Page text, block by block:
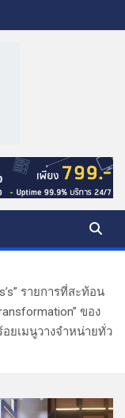
รายการที่สะท้อน
ของ
ยเมนูวางจำหน่ายทั่ว